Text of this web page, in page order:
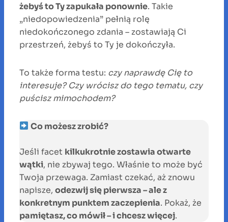
żebyś to Ty zapukała ponownie. Takie
„niedopowiedzenia” pełnią rolę
niedokończonego zdania – zostawiają Ci
przestrzeń, żebyś to Ty je dokończyła.
To także forma testu: czy naprawdę Cię to
interesuje? Czy wrócisz do tego tematu, czy
puścisz mimochodem?
Co możesz zrobić?
Jeśli facet kilkukrotnie zostawia otwarte
wątki, nie zbywaj tego. Właśnie to może być
Twoja przewaga. Zamiast czekać, aż znowu
napisze, odezwij się pierwsza – ale z
konkretnym punktem zaczepienia. Pokaż, że
pamiętasz, co mówił – i chcesz więcej.